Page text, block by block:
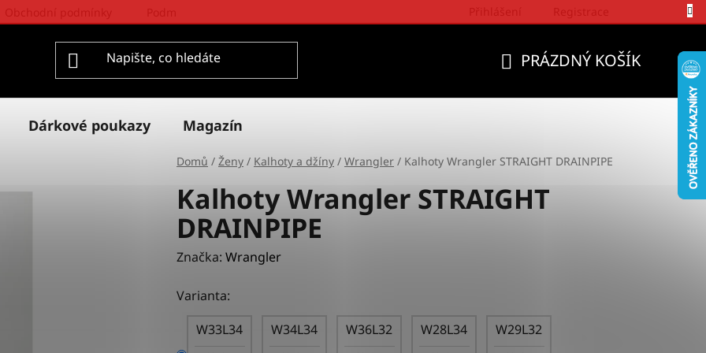
PRÁZDNÝ KOŠÍK
Dárkové poukazy Magazín
Domů / Ženy / Kalhoty a džíny / Wrangler / Kalhoty Wrangler STRAIGHT DRAINPIPE
Kalhoty Wrangler STRAIGHT
DRAINPIPE
Značka: Wrangler
Varianta:
W33L34
W34L34 W36L32 W28L34 W29L32